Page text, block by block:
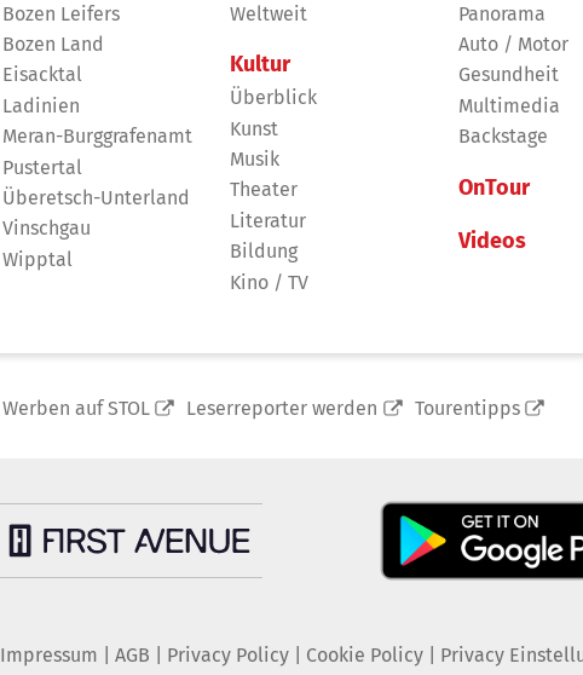
Bozen Leifers
Bozen Land
Eisacktal
Ladinien
Meran-Burggrafenamt
Pustertal
Überetsch-Unterland
Vinschgau
Wipptal
Weltweit
Kultur
Überblick
Kunst
Musik
Theater
Literatur
Bildung
Kino / TV
Panorama
Auto / Motor
Gesundheit
Multimedia
Backstage
OnTour
Videos
Werben auf STOL Leserreporter werden Tourentipps
Impressum AGB Privacy Policy| Cookie Policy| Privacy